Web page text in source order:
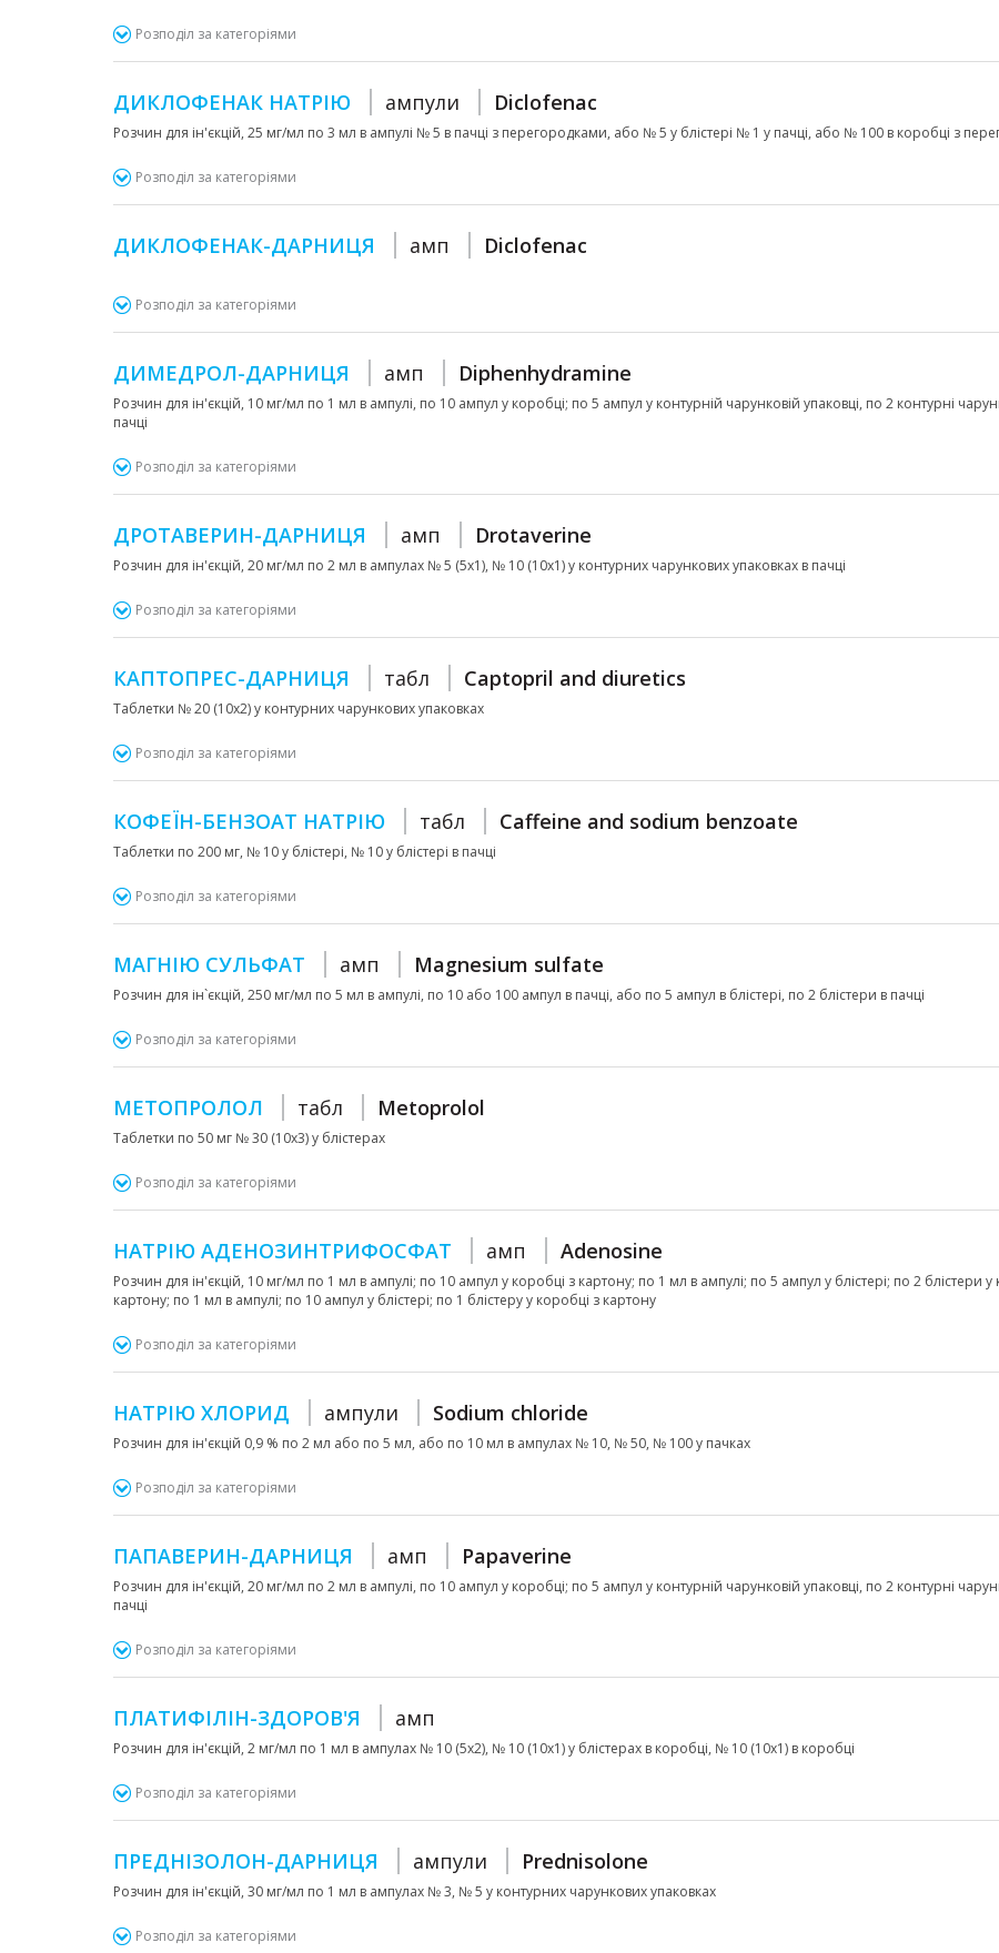
Розподіл за категоріями
ДИКЛОФЕНАК НАТРІЮ ампули Diclofenac
Розчин для ін'єкцій, 25 мг/мл по 3 мл в ампулі № 5 в пачці з перегородками, або № 5 у блістері № 1 у пачці, або № 100 в коробці з
Розподіл за категоріями
ДИКЛОФЕНАК-ДАРНИЦЯ амп Diclofenac
Розподіл за категоріями
ДИМЕДРОЛ-ДАРНИЦЯ амп Diphenhydramine
Розчин для ін'єкцій, 10 мг/мл по 1 мл в ампулі, по 10 ампул у коробці; по 5 ампул у контурній чарунковій упаковці, по 2 контурні
пачці
Розподіл за категоріями
ДРОТАВЕРИН-ДАРНИЦЯ амп Drotaverine
Розчин для ін'єкцій, 20 мг/мл по 2 мл в ампулах № 5 (5х1), № 10 (10х1) у контурних чарункових упаковках в пачці
Розподіл за категоріями
КАПТОПРЕС-ДАРНИЦЯ табл Captopril and diuretics
Таблетки № 20 (10х2) у контурних чарункових упаковках
Розподіл за категоріями
КОФЕЇН-БЕНЗОАТ НАТРІЮ табл Caffeine and sodium benzoate
Таблетки по 200 мг, № 10 у блістері, № 10 у блістері в пачці
Розподіл за категоріями
МАГНІЮ СУЛЬФАТ амп Magnesium sulfate
Розчин для ін`єкцій, 250 мг/мл по 5 мл в ампулі, по 10 або 100 ампул в пачці, або по 5 ампул в блістері, по 2 блістери в пачці
Розподіл за категоріями
МЕТОПРОЛОЛ табл Metoprolol
Таблетки по 50 мг № 30 (10х3) у блістерах
Розподіл за категоріями
НАТРІЮ АДЕНОЗИНТРИФОСФАТ амп Adenosine
Розчин для ін'єкцій, 10 мг/мл по 1 мл в ампулі; по 10 ампул у коробці з картону; по 1 мл в ампулі; по 5 ампул у блістері; по 2 блістери у
картону; по 1 мл в ампулі; по 10 ампул у блістері; по 1 блістеру у коробці з картону
Розподіл за категоріями
НАТРІЮ ХЛОРИД ампули Sodium chloride
Розчин для ін'єкцій 0,9 % по 2 мл або по 5 мл, або по 10 мл в ампулах № 10, № 50, № 100 у пачках
Розподіл за категоріями
ПАПАВЕРИН-ДАРНИЦЯ амп Papaverine
Розчин для ін'єкцій, 20 мг/мл по 2 мл в ампулі, по 10 ампул у коробці; по 5 ампул у контурній чарунковій упаковці, по 2 контурні
пачці
Розподіл за категоріями
ПЛАТИФІЛІН-ЗДОРОВ'Я амп
Розчин для ін'єкцій, 2 мг/мл по 1 мл в ампулах № 10 (5х2), № 10 (10х1) у блістерах в коробці, № 10 (10х1) в коробці
Розподіл за категоріями
ПРЕДНІЗОЛОН-ДАРНИЦЯ ампули Prednisolone
Розчин для ін'єкцій, 30 мг/мл по 1 мл в ампулах № 3, № 5 у контурних чарункових упаковках
Розподіл за категоріями